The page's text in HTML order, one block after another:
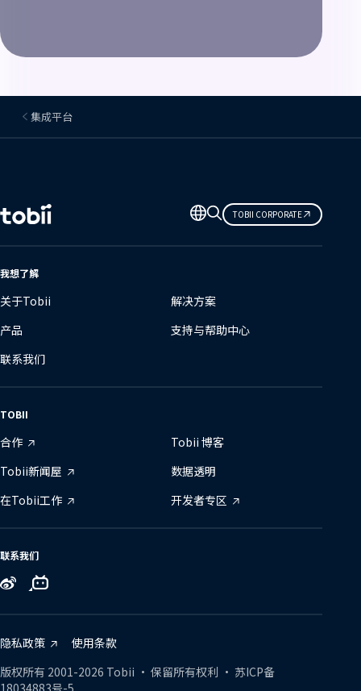
集成平台
更
改
语
TOBII CORPORATE
我想了解
关于Tobii
解决方案
产品
支持与帮助中心
联系我们
TOBII
合作
Tobii 博客
Tobii新闻屋
数据透明
在Tobii工作
开发者专区
联系我们
Tobii
Weibo
Tobii
Zhihu
Tobii
Bilibili
隐私政策
使用条款
版权所有 2001-2026 Tobii • 保留所有权利 • 苏ICP备
18034883号-5